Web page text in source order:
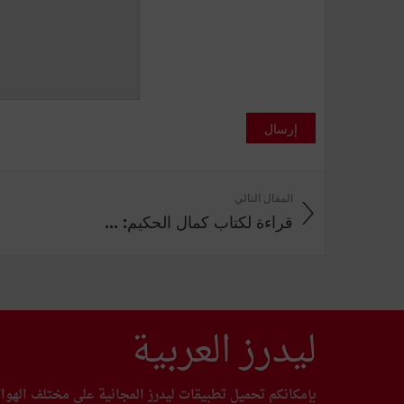
إرسال
المقال التالي
قراءة لكتاب كمال الحكيم: ...
ليدرز العربية
بإمكانكم تحميل تطبيقات ليدرز المجانية على مختلف